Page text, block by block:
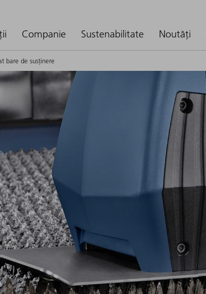
Companie Sustenabilitate Noutăți
bare de susținere